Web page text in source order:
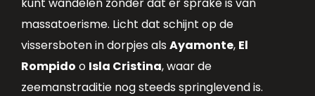
massatoerisme. Licht dat schijnt op de
vissersboten in dorpjes als Ayamonte, El
Rompido o Isla Cristina, waar de
zeemanstraditie nog steeds springlevend is.